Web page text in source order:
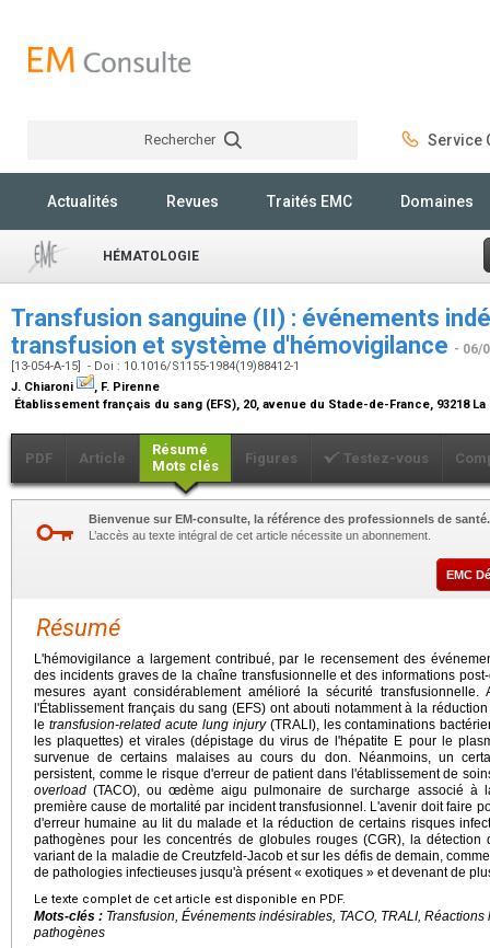
Rechercher Service
Actualités Revues Traités EMC Domaines
HÉMATOLOGIE
Transfusion sanguine (II) : événements
transfusion et système d'hémovigilance - 06/
[13-054-A-15] - Doi : 10.1016/S1155-1984(19)88412-1
J. Chiaroni
, F. Pirenne
Établissement français du sang (EFS), 20, avenue du Stade-de-France, 93218
PDF Article
Résumé
Mots clés
Figures Testez-vous
Bienvenue sur EM-consulte, la référence des professionnels de santé.
L’accès au texte intégral de cet article nécessite un abonnement.
EMC
Résumé
L'hémovigilance a largement contribué, par le recensement des
des incidents graves de la chaîne transfusionnelle et des informations
mesures ayant considérablement amélioré la sécurité
l'Établissement français du sang (EFS) ont abouti notamment à la
le transfusion-related acute lung injury(TRALI), les contaminations
les plaquettes) et virales (dépistage du virus de l'hépatite E pour le
survenue de certains malaises au cours du don. Néanmoins, un
persistent, comme le risque d'erreur de patient dans l'établissement de
overload (TACO), ou œdème aigu pulmonaire de surcharge associé à
première cause de mortalité par incident transfusionnel. L'avenir doit faire
d'erreur humaine au lit du malade et la réduction de certains risques
pathogènes pour les concentrés de globules rouges (CGR), la détection
variant de la maladie de Creutzfeld-Jacob et sur les défis de demain,
de pathologies infectieuses jusqu'à présent « exotiques » et devenant de
Le texte complet de cet article est disponible en PDF.
Mots-clés : Transfusion, Événements indésirables, TACO, TRALI,
pathogènes